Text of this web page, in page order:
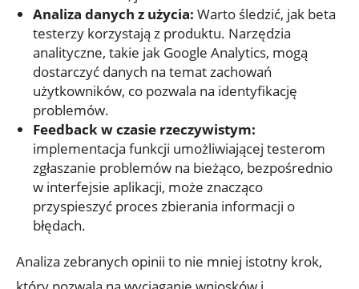
Analiza⁤ danych z​ użycia: ​Warto śledzić, jak beta
testerzy korzystają ‌z ‌produktu. Narzędzia ​
analityczne, takie jak Google Analytics, mogą
dostarczyć danych na temat‍ zachowań⁢
użytkowników, co pozwala⁢ na identyfikację‌
problemów.
Feedback w czasie rzeczywistym:
implementacja funkcji umożliwiającej testerom
zgłaszanie problemów⁣ na​ bieżąco, bezpośrednio
w interfejsie⁤ aplikacji, może znacząco
przyspieszyć proces ⁢zbierania informacji o
‌błędach.
Analiza zebranych⁣ opinii⁤ to ⁢nie mniej istotny krok,